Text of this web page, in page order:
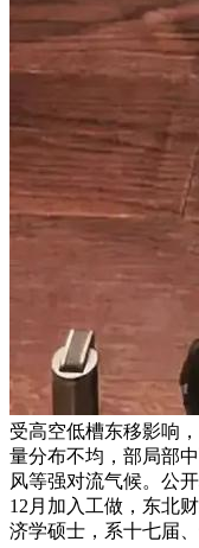
受高空低槽东移影响
量分布不均，部局部
风等强对流气候。公
12月加入工做，东北
济学硕士，系十七届